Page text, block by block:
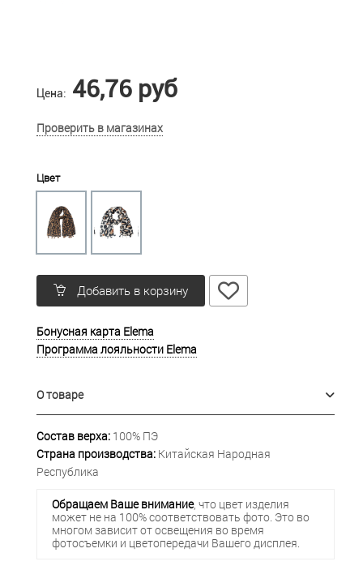
Цена: 46,76 руб
Проверить в магазинах
Цвет
Добавить в корзину
Бонусная карта Elema
Программа лояльности Elema
О товаре
Состав верха: 100% ПЭ
Страна производства: Китайская Народная
Республика
Обращаем Ваше внимание, что цвет изделия
может не на 100% соответствовать фото. Это во
многом зависит от освещения во время
фотосъемки и цветопередачи Вашего дисплея.